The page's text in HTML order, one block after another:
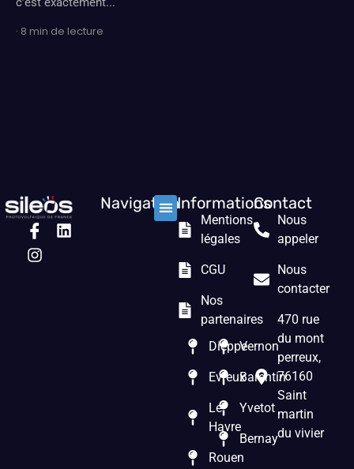
· 8 min de lecture
NavigationInformations
Mentions
légales
CGU
Nos
partenaires
Dieppe
Evreux
Le
Havre
Rouen
Vernon
Barentin
Yvetot
Bernay
Contact
Nous
appeler
Nous
contacter
470 rue
du mont
perreux,
76160
Saint
martin
du vivier